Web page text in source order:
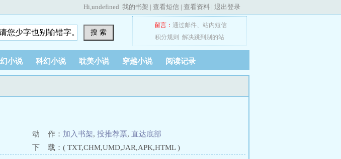
Hi,undefined 我的书架 | 查看短信 | 查看资料 | 退出登录
搜 索
留言： 通过邮件、 站内短信
积分规则
解决跳到别的站
小说 科幻小说 耽美小说 穿越小说 阅读记录
动 作： 加入书架, 投推荐票, 直达底部
下 载：( TXT,CHM,UMD,JAR,APK,HTML )